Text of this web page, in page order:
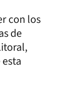
con los
de